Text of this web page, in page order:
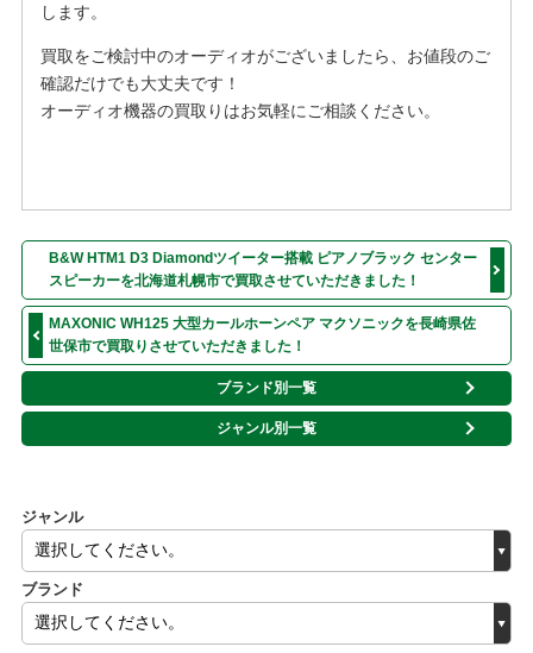
ジャンル
ブランド
します。
買取をご検討中のオーディオがございましたら、お値段のご
確認だけでも大丈夫です！
オーディオ機器の買取りはお気軽にご相談ください。
B&W HTM1 D3 Diamondツイーター搭載 ピアノブラック センター
スピーカーを北海道札幌市で買取させていただきました！
MAXONIC WH125 大型カールホーンペア マクソニックを長崎県佐
世保市で買取りさせていただきました！
ブランド別一覧
ジャンル別一覧